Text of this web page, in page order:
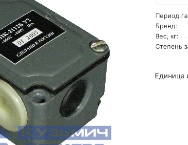
Период
Бренд:
Вес, кг:
Степень
Единица